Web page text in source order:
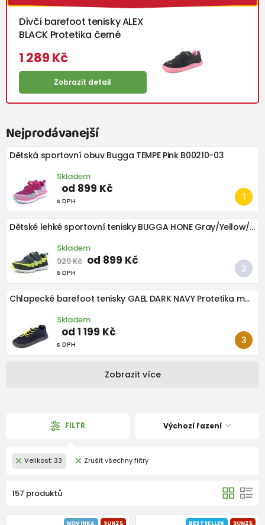
Dívčí barefoot tenisky ALEX
BLACK Protetika černé
1 289 Kč
Zobrazit detail
Nejprodávanejší
Dětská sportovní obuv Bugga TEMPE Pink B00210-03
Skladem
od 899 Kč
s DPH
Dětské lehké sportovní tenisky BUGGA HONE Gray/Yellow/Black
Skladem
929 Kč od 899 Kč
s DPH
Chlapecké barefoot tenisky GAEL DARK NAVY Protetika modré
Skladem
od 1 199 Kč
s DPH
Zobrazit více
FILTR Výchozí řazení
Velikost: 33 Zrušit všechny filtry
157 produktů
NOVINKA SUN25 BESTSELLER SUN25